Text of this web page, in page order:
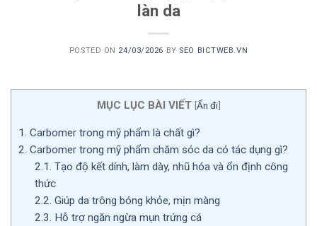
làn da
POSTED ON 24/03/2026 BY SEO BICTWEB.VN
MỤC LỤC BÀI VIẾT [Ẩn đi]
1. Carbomer trong mỹ phẩm là chất gì?
2. Carbomer trong mỹ phẩm chăm sóc da có tác dụng gì?
2.1. Tạo độ kết dính, làm dày, nhũ hóa và ổn định công
thức
2.2. Giúp da trông bóng khỏe, mịn màng
2.3. Hỗ trợ ngăn ngừa mụn trứng cá